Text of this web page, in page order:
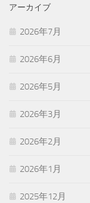
アーカイブ
2026年7月
2026年6月
2026年5月
2026年3月
2026年2月
2026年1月
2025年12月